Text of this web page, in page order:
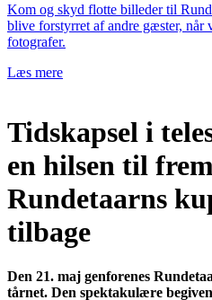
Kom og skyd flotte billeder til
blive forstyrret af andre gæster, når
fotografer.
Læs mere
Tidskapsel i
en hilsen til
Rundetaarns
tilbage
Den 21. maj genforenes
tårnet. Den spektakulære